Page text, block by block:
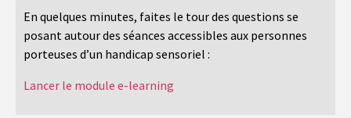
En quelques minutes, faites le tour des questions se
posant autour des séances accessibles aux personnes
porteuses d’un handicap sensoriel :
Lancer le module e-learning